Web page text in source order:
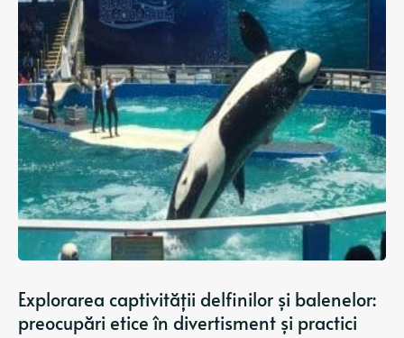
Explorarea captivității delfinilor și balenelor:
preocupări etice în divertisment și practici